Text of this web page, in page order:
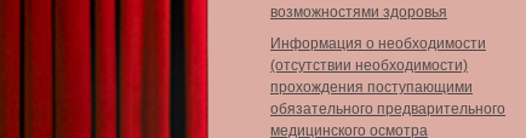
возможностями здоровья
Информация о необходимости
(отсутствии необходимости)
прохождения поступающими
обязательного предварительного
медицинского осмотра